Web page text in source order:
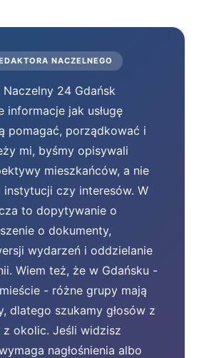
NACZELNEGO
24 Gdańsk
informacje jak usługę
pomagać, porządkować i
mi, byśmy opisywali
mieszkańców, a nie
czy interesów. W
to dopytywanie o
o dokumenty,
wydarzeń i oddzielanie
Wiem też, że w Gdańsku -
- różne grupy mają
dlatego szukamy głosów z
okolic. Jeśli widzisz
nagłośnienia albo